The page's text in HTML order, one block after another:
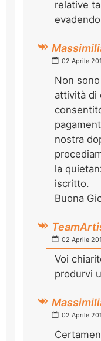
relative
02 Aprile
Non
attività di
nostra
la
iscritto.
Buona
02 Aprile
Voi
produrvi
02 Aprile